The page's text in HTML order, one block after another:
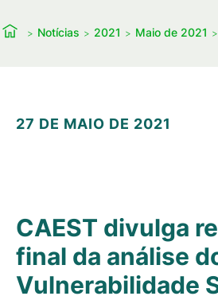
Notícias 2021 Maio de 2021
27 DE MAIO DE 2021
CAEST divulga
final da análise
Vulnerabilidade